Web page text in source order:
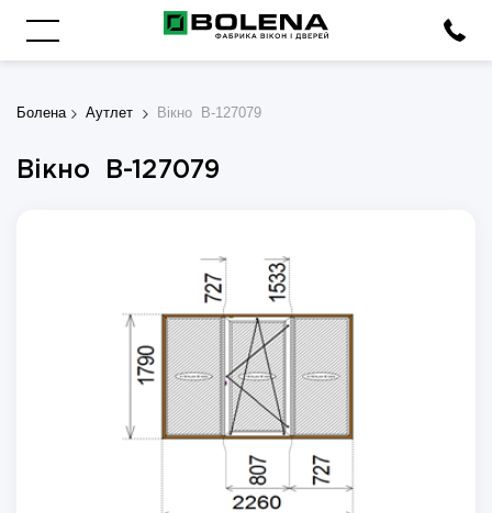
Болена Аутлет Вікно B-127079
Вікно B-127079